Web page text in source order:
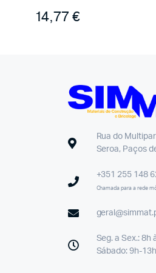
14,77 €
Rua do
Seroa, Paços
+351 255 148
Chamada para a rede
Seg. a Sex.: 8h
Sábado: 9h-13h